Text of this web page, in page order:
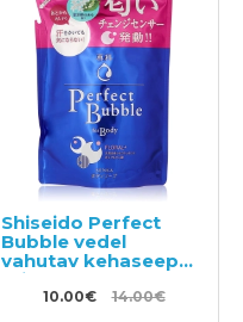
Shiseido Perfect
Bubble vedel
vahutav kehaseep
täitepakend 350ml
10.00€ 14.00€